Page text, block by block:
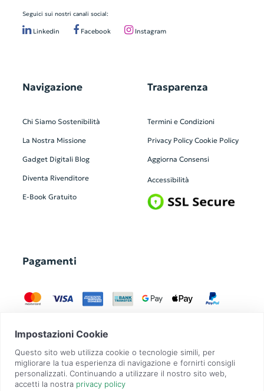
Seguici sui nostri canali social:
Linkedin Facebook Instagram
Navigazione
Chi Siamo Sostenibilità
La Nostra Missione
Gadget Digitali Blog
Diventa Rivenditore
E-Book Gratuito
Trasparenza
Termini e Condizioni
Privacy Policy Cookie Policy
Aggiorna Consensi
Accessibilità
Pagamenti
GadgetZilla è un Brand di Overbi S.r.l.| realizzato conContit | © 2026 Tutti
i diritti riservati | P.IVA: 09351560967